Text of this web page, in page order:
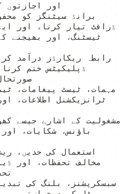
اور اجازتوں
برانڈ سیٹنگز کو
ڈرافٹ تیار کرنا، اور
ٹیسٹنگ، اور بھیجنے
رابطہ ریکارڈز درآمد
ڈپلیکیٹس ختم
مہمات، ٹیسٹ پیغامات،
ٹرانزیکشنل اطلاعات،
مشغولیت کے اشارے جیسے
باؤنس، شکایات،
استعمال کی حدیں،
مخالف تحفظات، اور
سبسکرپشنز، بلنگ کی